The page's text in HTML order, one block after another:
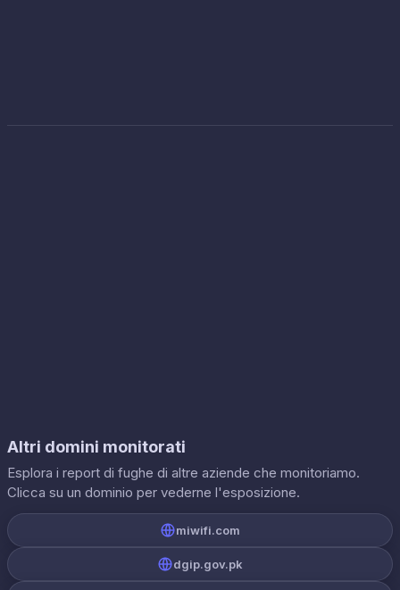
Altri domini monitorati
Esplora i report di fughe di altre aziende che monitoriamo.
Clicca su un dominio per vederne l'esposizione.
miwifi.com
dgip.gov.pk